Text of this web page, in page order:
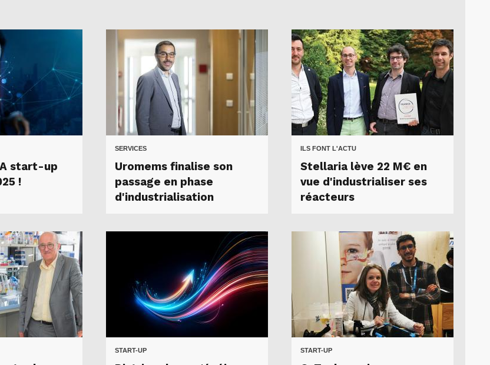
start-up
!
SERVICES
Uromems finalise son
passage en phase
d'industrialisation
ILS FONT L'ACTU
Stellaria lève 22 M€ en
vue d'industrialiser ses
réacteurs
START-UP START-UP